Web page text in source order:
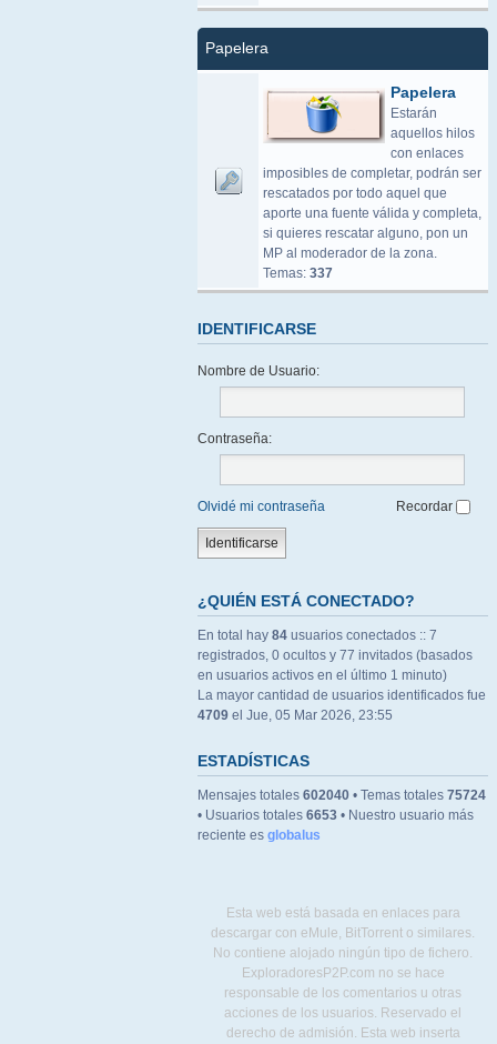
Papelera
Papelera
Estarán
aquellos hilos
con enlaces
imposibles de completar, podrán ser
rescatados por todo aquel que
aporte una fuente válida y completa,
si quieres rescatar alguno, pon un
MP al moderador de la zona.
Temas: 337
IDENTIFICARSE
Nombre de Usuario:
Contraseña:
Olvidé mi contraseña Recordar
¿QUIÉN ESTÁ CONECTADO?
En total hay 84 usuarios conectados :: 7
registrados, 0 ocultos y 77 invitados (basados
en usuarios activos en el último 1 minuto)
La mayor cantidad de usuarios identificados fue
4709 el Jue, 05 Mar 2026, 23:55
ESTADÍSTICAS
Mensajes totales 602040 • Temas totales 75724
• Usuarios totales 6653 • Nuestro usuario más
reciente es globalus
Esta web está basada en enlaces para
descargar con eMule, BitTorrent o similares.
No contiene alojado ningún tipo de fichero.
ExploradoresP2P.com no se hace
responsable de los comentarios u otras
acciones de los usuarios. Reservado el
derecho de admisión. Esta web inserta